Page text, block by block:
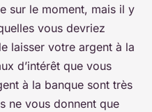
sur le moment, mais il y
vous devriez
laisser votre argent à la
d’intérêt que vous
à la banque sont très
ne vous donnent que